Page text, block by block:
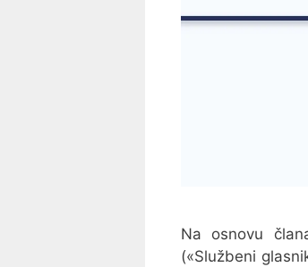
Na osnovu
(«Službeni